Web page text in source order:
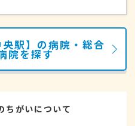
央駅】の病院・総合
院を探す
ちがいについて